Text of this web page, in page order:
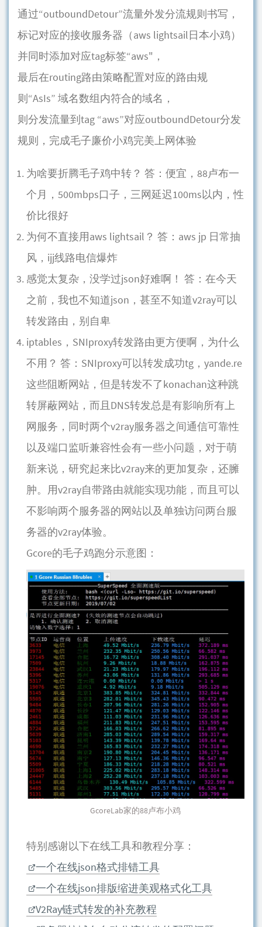
通过“outboundDetour”流量外发分流规则书写，
标记对应的接收服务器（aws lightsail日本小鸡）
并同时添加对应tag标签“aws"，
最后在routing路由策略配置对应的路由规
则“AsIs” 域名数组内符合的域名，
则分发流量到tag “aws”对应outboundDetour分发
规则，完成毛子廉价小鸡完美上网体验
为啥要折腾毛子鸡中转？ 答：便宜，88卢布一
个月，500mbps口子，三网延迟100ms以内，性
价比很好
为何不直接用aws lightsail？ 答：aws jp 日常抽
风，ijj线路电信爆炸
感觉太复杂，没学过json好难啊！ 答：在今天
之前，我也不知道json，甚至不知道v2ray可以
转发路由，别自卑
iptables，SNIproxy转发路由更方便啊，为什么
不用？ 答：SNIproxy可以转发成功tg，yande.re
这些阻断网站，但是转发不了konachan这种跳
转屏蔽网站，而且DNS转发总是有影响所有上
网服务，同时两个v2ray服务器之间通信可靠性
以及端口监听兼容性会有一些小问题，对于萌
新来说，研究起来比v2ray来的更加复杂，还臃
肿。用v2ray自带路由就能实现功能，而且可以
不影响两个服务器的网站以及单独访问两台服
务器的v2ray体验。
Gcore的毛子鸡跑分示意图：
GcoreLab家的88卢布小鸡
特别感谢以下在线工具和教程分享：
一个在线json格式排错工具
一个在线json排版缩进美观格式化工具
V2Ray链式转发的补充教程